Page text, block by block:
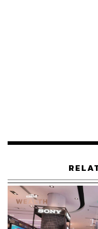
วอลเลย์บอลหญิงโอลิมปิ
โคลอมเบีย มีคนดูสดกว่า
การแข่งขันสำคัญๆ มาก
โฆษณาให้สะพัดยิ่งขึ้นอีก